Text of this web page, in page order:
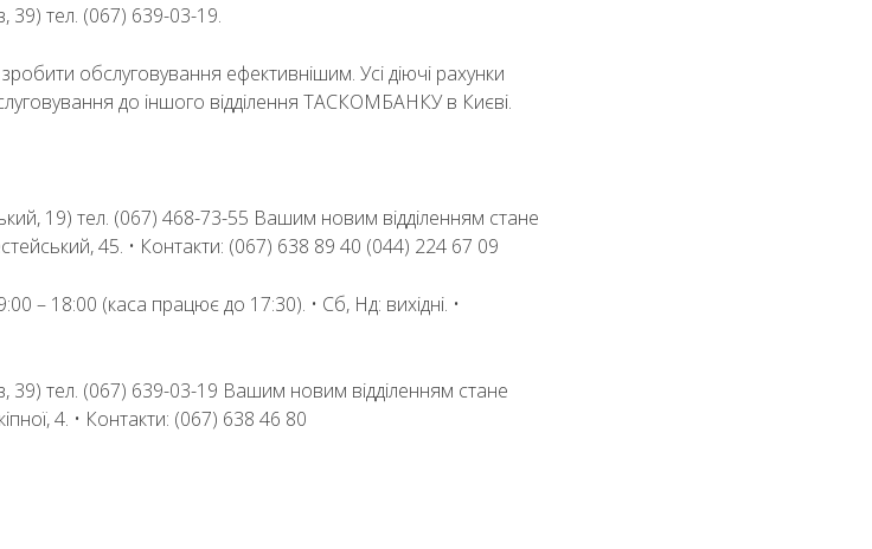
39) тел. (067) 639-03-19.
обслуговування ефективнішим. Усі діючі рахунки
до іншого відділення ТАСКОМБАНКУ в Києві.
19) тел. (067) 468-73-55 Вашим новим відділенням стане
45. • Контакти: (067) 638 89 40 (044) 224 67 09
– 18:00 (каса працює до 17:30). • Сб, Нд: вихідні. •
39) тел. (067) 639-03-19 Вашим новим відділенням стане
4. • Контакти: (067) 638 46 80